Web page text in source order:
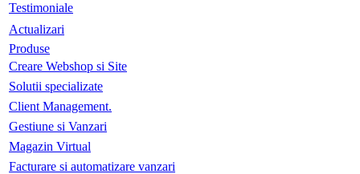
Testimoniale
Actualizari
Produse
Creare Webshop si Site
Solutii specializate
Client Management.
Gestiune si Vanzari
Magazin Virtual
Facturare si automatizare vanzari